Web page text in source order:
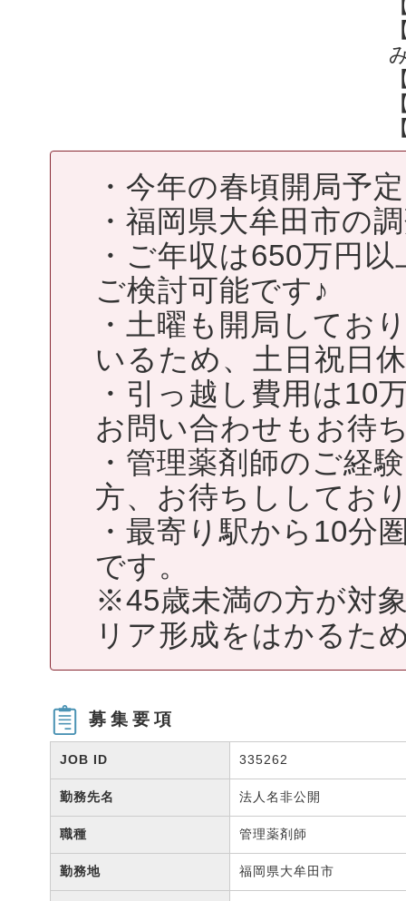
・今年の春頃開局予
・福岡県大牟田市の
・ご年収は650万円
ご検討可能です♪
・土曜も開局してお
いるため、土日祝日
・引っ越し費用は10
お問い合わせもお待
・管理薬剤師のご経
方、お待ちししてお
・最寄り駅から10分
です。
※45歳未満の方が対
リア形成をはかるた
募集要項
JOB ID 335262
勤務先名 法人名非公開
職種 管理薬剤師
勤務地 福岡県大牟田市